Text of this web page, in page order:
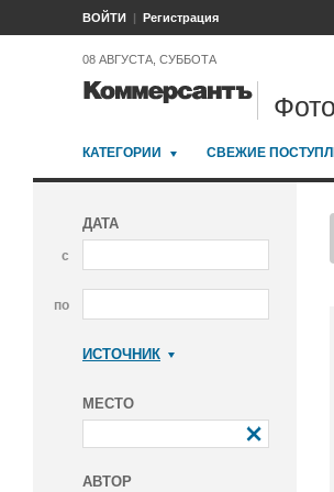
ВОЙТИ Регистрация
08 АВГУСТА, СУББОТА
Фото
КАТЕГОРИИ СВЕЖИЕ
ДАТА
с
по
ИСТОЧНИК
МЕСТО
АВТОР